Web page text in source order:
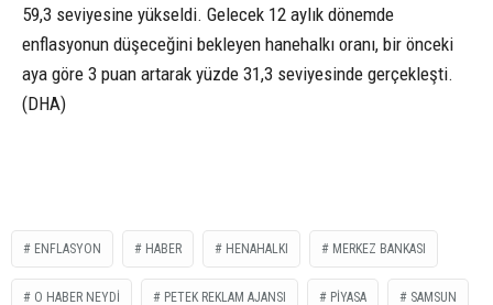
59,3 seviyesine yükseldi. Gelecek 12 aylık dönemde
enflasyonun düşeceğini bekleyen hanehalkı oranı, bir önceki
aya göre 3 puan artarak yüzde 31,3 seviyesinde gerçekleşti.
(DHA)
ENFLASYON HABER HENAHALKI MERKEZ BANKASI
O HABER NEYDİ PETEK REKLAM AJANSI PİYASA SAMSUN